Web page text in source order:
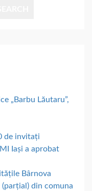
„Barbu Lăutaru”,
de invitați
Iași a aprobat
Bârnova
din comuna